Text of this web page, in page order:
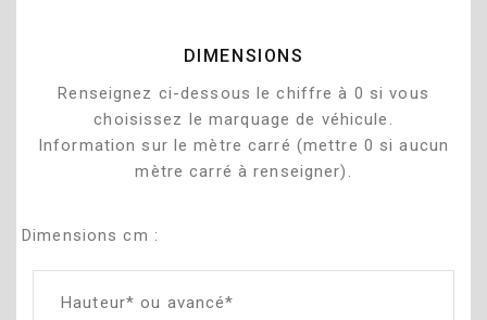
DIMENSIONS
Renseignez ci-dessous le chiffre à 0 si vous
choisissez le marquage de véhicule.
Information sur le mètre carré (mettre 0 si aucun
mètre carré à renseigner).
Dimensions cm :